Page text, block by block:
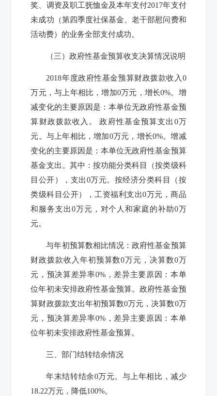
奖、调资及职工抚恤金及本年支付2017年支付
未成功（第四季度社保基金、老干部慰问费和
活动费）的业务全部支付成功。
（三）政府性基金预算收支决算情况说明
2018年度政府性基金预算财政拨款收入 0
万元，与上年相比，增加0万元，增长0%。增
减变化的主要原因是：本单位无政府性基金预
算财政拨款收入 。 政府性基金预算支出 0万
元。与上年相比，增加0万元，增长0%。增减
变化的主要原因是： 本单位无政府性基金预算
基金支出 。其中：按功能分类科目（按类级科
目公开）， 支出0万元。按经济分类科目（按
类级科目公开），工资福利支出0万元，商品
和服务支出0万元，对个人和家庭的补助0万
元。
与年初预算数相比情况：政府性基金预算
财政拨款收入年初预算数0万元，决算数0万
元，预决算差异率0%，差异主要原因：本单
位年初未安排政府性基金预算。政府性基金预
算财政拨款支出年初预算数0万元，决算数0万
元，预决算差异率0%，差异主要原因：本单
位年初未安排政府性基金预算。
三、部门结转结余情况
年末结转结余0万元。与上年相比，减少
18.22万元，降低100%。